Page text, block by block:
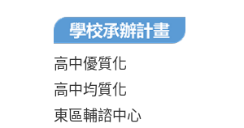
高中優質化
高中均質化
東區輔諮中心